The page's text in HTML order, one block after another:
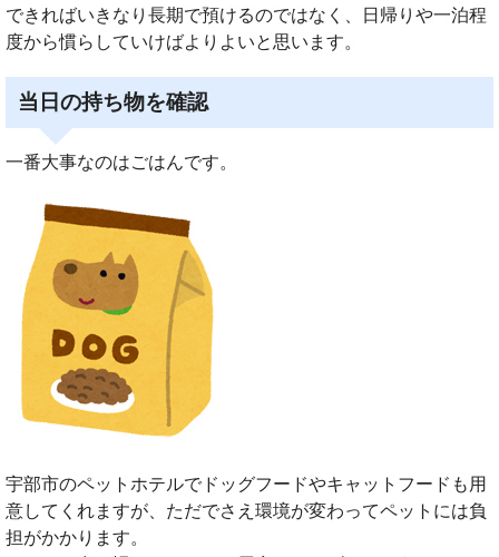
できればいきなり長期で預けるのではなく、日帰りや一泊程
度から慣らしていけばよりよいと思います。
当日の持ち物を確認
一番大事なのはごはんです。
宇部市のペットホテルでドッグフードやキャットフードも用
意してくれますが、ただでさえ環境が変わってペットには負
担がかかります。